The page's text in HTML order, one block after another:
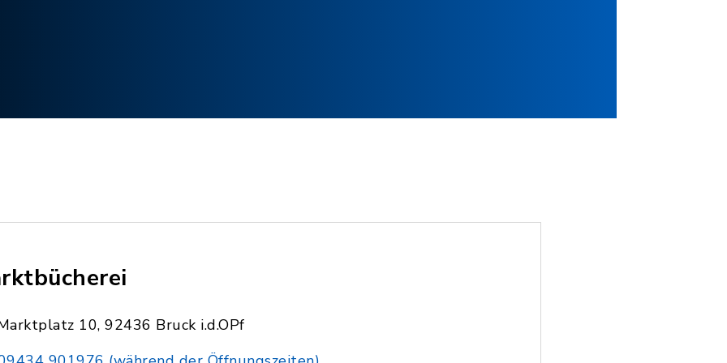
10, 92436 Bruck i.d.OPf